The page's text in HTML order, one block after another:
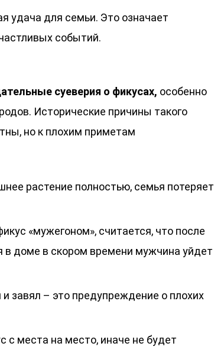
удача для семьи. Это означает
событий.
суеверия о фикусах, особенно
Исторические причины такого
но к плохим приметам
растение полностью, семья потеряет
«мужегоном», считается, что после
в доме в скором времени мужчина уйдет
завял – это предупреждение о плохих
с места на место, иначе не будет